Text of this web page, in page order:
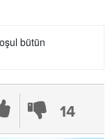
bütün
14